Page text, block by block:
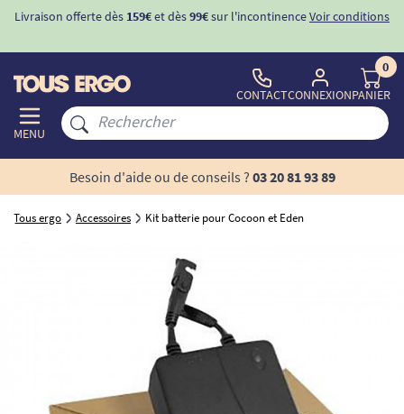
Livraison offerte dès 159€et dès99€sur l'incontinenceVoir conditions
MENU
CONTACTCONNEXION
0
PANIER
Besoin d'aide ou de conseils ? 03 20 81 93 89
Tous ergo Accessoires Kit batterie pour Cocoon et Eden